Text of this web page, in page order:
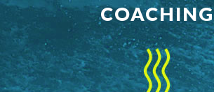
COACHING